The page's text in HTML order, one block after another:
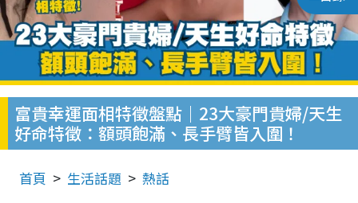
富貴幸運面相特徵盤點｜23大豪門貴婦/天生
好命特徵：額頭飽滿、長手臂皆入圍！
首頁 生活話題 熱話